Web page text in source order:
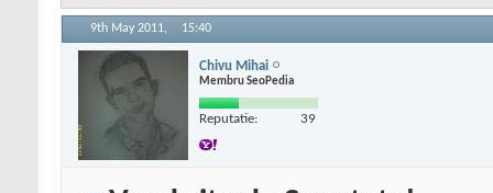
9th May 2011, 15:40
Chivu Mihai
Membru SeoPedia
Reputatie: 39